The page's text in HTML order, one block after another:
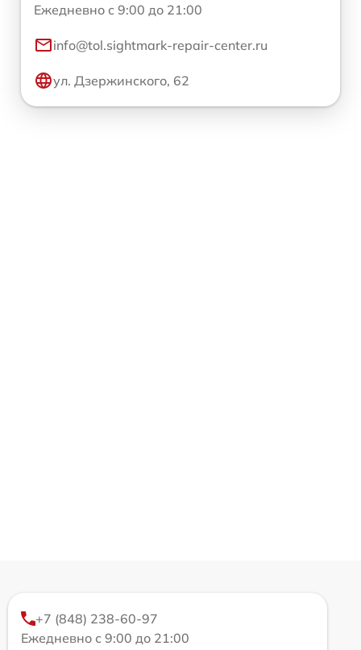
Ежедневно с 9:00 до 21:00
info@tol.sightmark-repair-center.ru
ул. Дзержинского, 62
+7 (848) 238-60-97
Ежедневно с 9:00 до 21:00